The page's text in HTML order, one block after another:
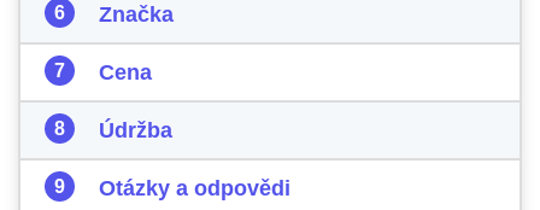
Značka
Cena
Údržba
Otázky a odpovědi